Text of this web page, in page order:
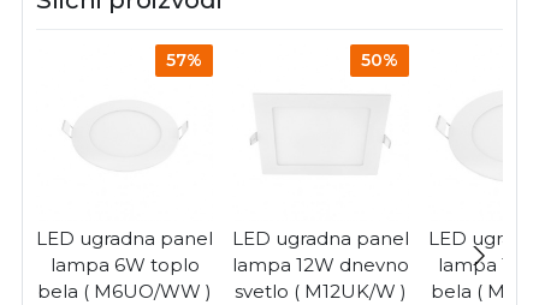
57%
LED ugradna panel
lampa 6W toplo
bela ( M6UO/WW )
50%
LED ugradna panel
lampa 12W dnevno
svetlo ( M12UK/W )
LED
lampa
bela (